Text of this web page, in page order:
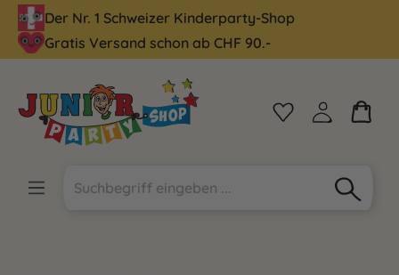
springen
Der Nr. 1 Schweizer Kinderparty-Shop
Gratis Versand schon ab CHF 90.-